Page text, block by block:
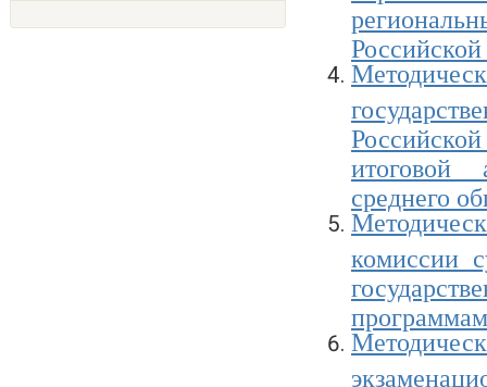
итоговой
среднего
комиссии